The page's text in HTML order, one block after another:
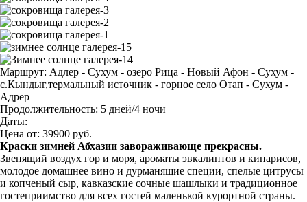
Маршрут: Адлер - Сухум - озеро Рица - Новый Афон - Сухум -
с.Кындыг,термальный источник - горное село Отап - Сухум -
Адрер
Продолжительность: 5 дней/4 ночи
Даты:
Цена от: 39900 руб.
Краски зимней Абхазии завораживающе прекрасны.
Звенящий воздух гор и моря, ароматы эвкалиптов и кипарисов,
молодое домашнее вино и дурманящие специи, спелые цитрусы
и копченый сыр, кавказские сочные шашлыки и традиционное
гостеприимство для всех гостей маленькой курортной страны.